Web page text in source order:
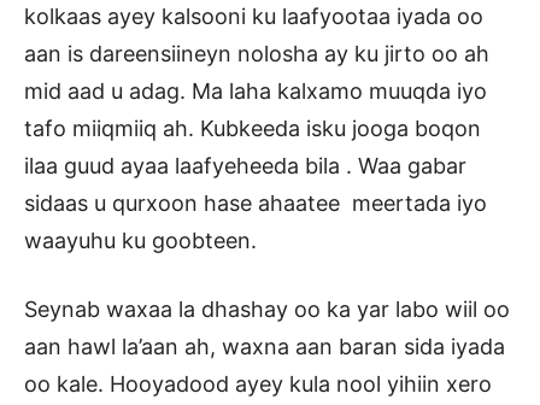
kolkaas ayey kalsooni ku laafyootaa iyada oo
aan is dareensiineyn nolosha ay ku jirto oo ah
mid aad u adag. Ma laha kalxamo muuqda iyo
tafo miiqmiiq ah. Kubkeeda isku jooga boqon
ilaa guud ayaa laafyeheeda bila . Waa gabar
sidaas u qurxoon hase ahaatee meertada iyo
waayuhu ku goobteen.
Seynab waxaa la dhashay oo ka yar labo wiil oo
aan hawl la’aan ah, waxna aan baran sida iyada
oo kale. Hooyadood ayey kula nool yihiin xero